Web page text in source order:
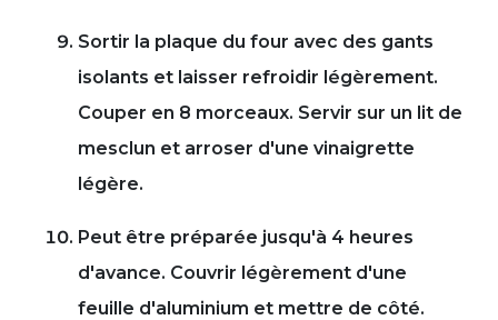
Sortir la plaque du four avec des gants
isolants et laisser refroidir légèrement.
Couper en 8 morceaux. Servir sur un lit de
mesclun et arroser d'une vinaigrette
légère.
Peut être préparée jusqu'à 4 heures
d'avance. Couvrir légèrement d'une
feuille d'aluminium et mettre de côté.